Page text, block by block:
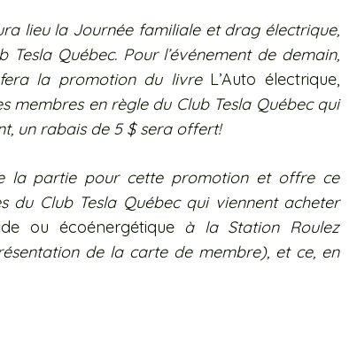
lieu la Journée familiale et drag électrique,
Québec. Pour l’événement de demain,
la promotion du livre L’Auto électrique,
membres en règle du Club Tesla Québec qui
un rabais de 5 $ sera offert!
la partie pour cette promotion et offre ce
Club Tesla Québec qui viennent acheter
ou écoénergétiqueà la Station Roulez
de la carte de membre), et ce, en